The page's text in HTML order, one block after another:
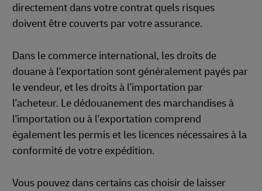
directement dans votre contrat quels risques
doivent être couverts par votre assurance.
Dans le commerce international, les droits de
douane à l'exportation sont généralement payés par
le vendeur, et les droits à l'importation par
l'acheteur. Le dédouanement des marchandises à
l'importation ou à l'exportation comprend
également les permis et les licences nécessaires à la
conformité de votre expédition.
Vous pouvez dans certains cas choisir de laisser